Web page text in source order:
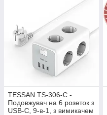
TESSAN TS-306-C -
Подовжувач на 6 розеток з
USB-C, 9-в-1, з вимикачем